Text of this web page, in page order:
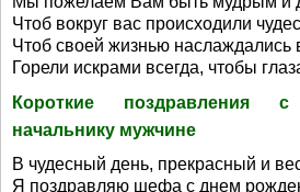
Чтоб вокруг вас происходили
Чтоб своей жизнью наслаждались
Горели искрами всегда, чтобы
Короткие поздравления
начальнику мужчине
В чудесный день, прекрасный и
Я поздравляю шефа с днем